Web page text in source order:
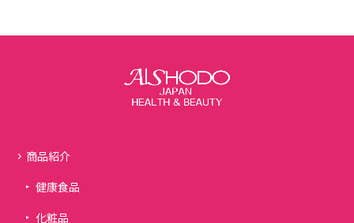
商品紹介
健康食品
化粧品